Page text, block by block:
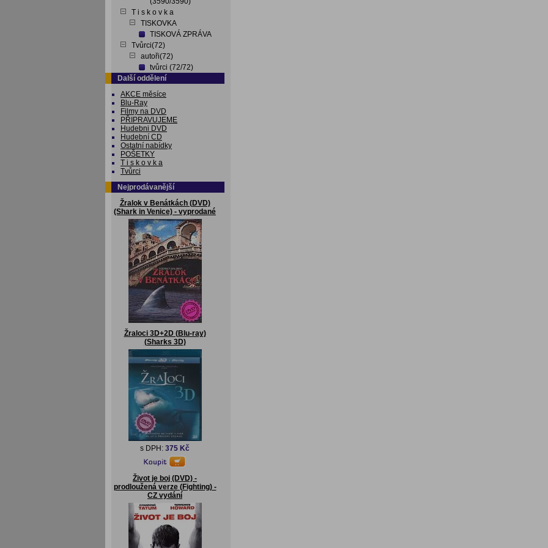
T i s k o v k a
TISKOVKA
TISKOVÁ ZPRÁVA
Tvůrci(72)
autoři(72)
tvůrci (72/72)
Další oddělení
AKCE měsíce
Blu-Ray
Filmy na DVD
PŘIPRAVUJEME
Hudebni DVD
Hudební CD
Ostatní nabídky
POŠETKY
T i s k o v k a
Tvůrci
Nejprodávanější
Žralok v Benátkách (DVD)
(Shark in Venice) - vyprodané
Žraloci 3D+2D (Blu-ray)
(Sharks 3D)
s DPH: 375 Kč
Život je boj (DVD) -
prodloužená verze (Fighting) -
CZ vydání